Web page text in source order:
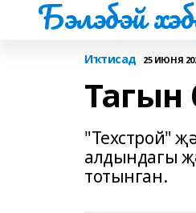
Бэлэбэй
Иҡтисад 25 ИЮНЯ
Тагын
"Техстрой"
алдындагы
тотынган.